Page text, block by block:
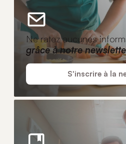
Ne ratez aucunes
grâce à notre
S'inscrire à la